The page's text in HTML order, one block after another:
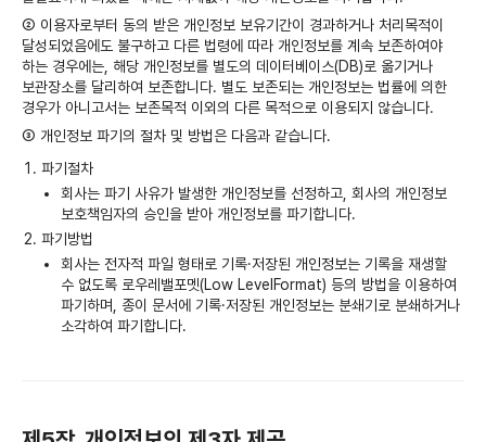
② 이용자로부터 동의 받은 개인정보 보유기간이 경과하거나 처리목적이
달성되었음에도 불구하고 다른 법령에 따라 개인정보를 계속 보존하여야
하는 경우에는, 해당 개인정보를 별도의 데이터베이스(DB)로 옮기거나
보관장소를 달리하여 보존합니다. 별도 보존되는 개인정보는 법률에 의한
경우가 아니고서는 보존목적 이외의 다른 목적으로 이용되지 않습니다.
③ 개인정보 파기의 절차 및 방법은 다음과 같습니다.
파기절차
회사는 파기 사유가 발생한 개인정보를 선정하고, 회사의 개인정보
보호책임자의 승인을 받아 개인정보를 파기합니다.
파기방법
회사는 전자적 파일 형태로 기록·저장된 개인정보는 기록을 재생할
수 없도록 로우레밸포멧(Low LevelFormat) 등의 방법을 이용하여
파기하며, 종이 문서에 기록·저장된 개인정보는 분쇄기로 분쇄하거나
소각하여 파기합니다.